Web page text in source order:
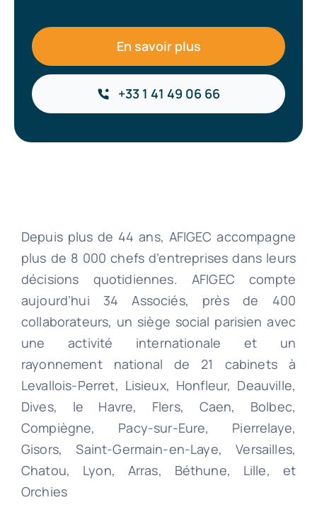
En savoir plus
+33 1 41 49 06 66
Depuis plus de 44 ans, AFIGEC accompagne
plus de 8 000 chefs d’entreprises dans leurs
décisions quotidiennes. AFIGEC compte
aujourd’hui 34 Associés, près de 400
collaborateurs, un siège social parisien avec
une activité internationale et un
rayonnement national de 21 cabinets à
Levallois-Perret, Lisieux, Honfleur, Deauville,
Dives, le Havre, Flers, Caen, Bolbec,
Compiègne, Pacy-sur-Eure, Pierrelaye,
Gisors, Saint-Germain-en-Laye, Versailles,
Chatou, Lyon, Arras, Béthune, Lille, et
Orchies